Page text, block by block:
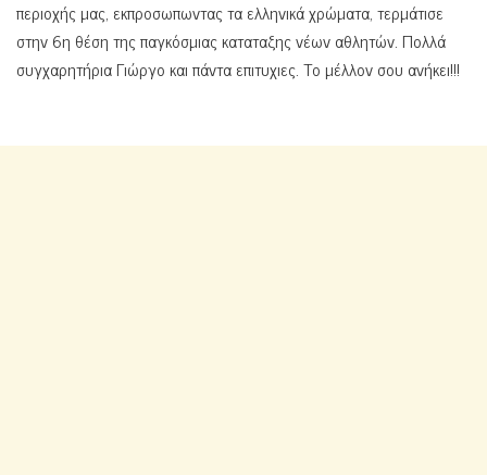
περιοχής μας, εκπροσωπωντας τα ελληνικά χρώματα, τερμάτισε
στην 6η θέση της παγκόσμιας καταταξης νέων αθλητών. Πολλά
συγχαρητήρια Γιώργο και πάντα επιτυχιες. Το μέλλον σου ανήκει!!!